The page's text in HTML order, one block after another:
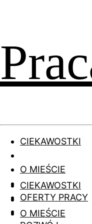
CIEKAWOSTKI
O MIEŚCIE
OFERTY PRACY
CIEKAWOSTKI
O MIEŚCIE